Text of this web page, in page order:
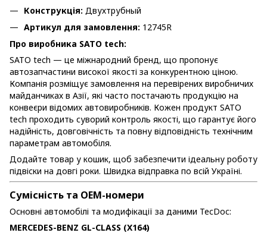
Конструкція: Двухтрубный
Артикул для замовлення: 12745R
Про виробника SATO tech:
SATO tech — це міжнародний бренд, що пропонує
автозапчастини високої якості за конкурентною ціною.
Компанія розміщує замовлення на перевірених виробничих
майданчиках в Азії, які часто постачають продукцію на
конвеєри відомих автовиробників. Кожен продукт SATO
tech проходить суворий контроль якості, що гарантує його
надійність, довговічність та повну відповідність технічним
параметрам автомобіля.
Додайте товар у кошик, щоб забезпечити ідеальну роботу
підвіски на довгі роки. Швидка відправка по всій Україні.
Сумісність та OEM-номери
Основні автомобілі та модифікації за даними TecDoc:
MERCEDES-BENZ GL-CLASS (X164)